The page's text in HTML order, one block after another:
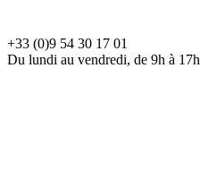
+33 (0)9 54 30 17 01
Du lundi au vendredi, de 9h à 17h